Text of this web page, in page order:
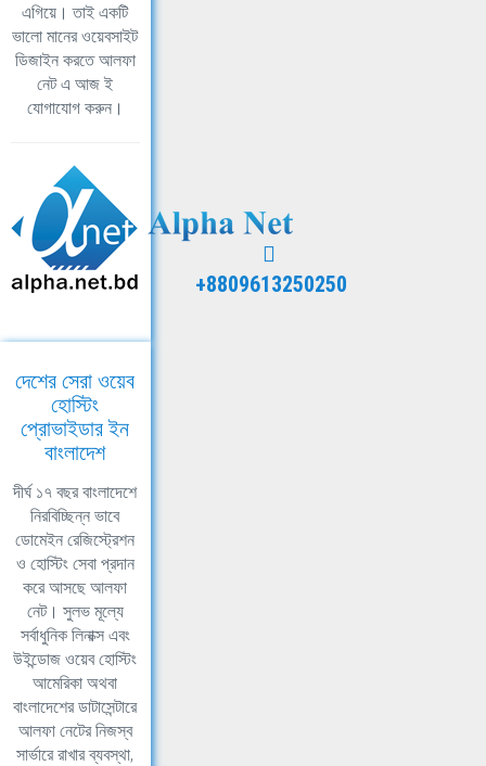
এগিয়ে। তাই একটি
ভালো মানের ওয়েবসাইট
ডিজাইন করতে আলফা
নেট এ আজ ই
যোগাযোগ করুন।
+8809613250250
দেশের সেরা ওয়েব
হোস্টিং
প্রোভাইডার ইন
বাংলাদেশ
দীর্ঘ ১৭ বছর বাংলাদেশে
নিরবিচ্ছিন্ন ভাবে
ডোমেইন রেজিস্ট্রেশন
ও হোস্টিং সেবা প্রদান
করে আসছে আলফা
নেট। সুলভ মূল্যে
সর্বাধুনিক লিনাক্স এবং
উইন্ডোজ ওয়েব হোস্টিং
আমেরিকা অথবা
বাংলাদেশের ডাটাসেন্টারে
আলফা নেটের নিজস্ব
সার্ভারে রাখার ব্যবস্থা,